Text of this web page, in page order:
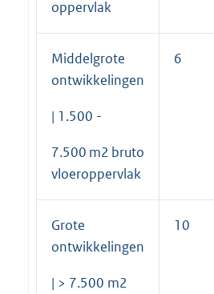
oppervlak
Middelgrote
ontwikkelingen
| 1.500 -
7.500 m2 bruto
vloeroppervlak
6
Grote
ontwikkelingen
| > 7.500 m2
10